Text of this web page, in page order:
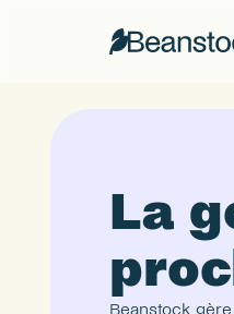
La
Beanstock